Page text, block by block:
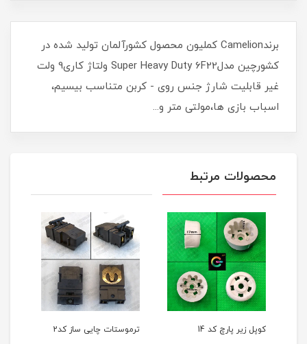
برندCamelion کملیون محصول کشورآلمان تولید شده در
کشورچین مدلSuper Heavy Duty 6F22 ولتاژ کاری9 ولت
غیر قابلیت شارژ جنس روی - کربن متناسب بیسیم،
اسباب بازی ها،مولتی متر و...
محصولات مرتبط
کوپل زیر پارچ کد 14 ترموستات چایی ساز کد2